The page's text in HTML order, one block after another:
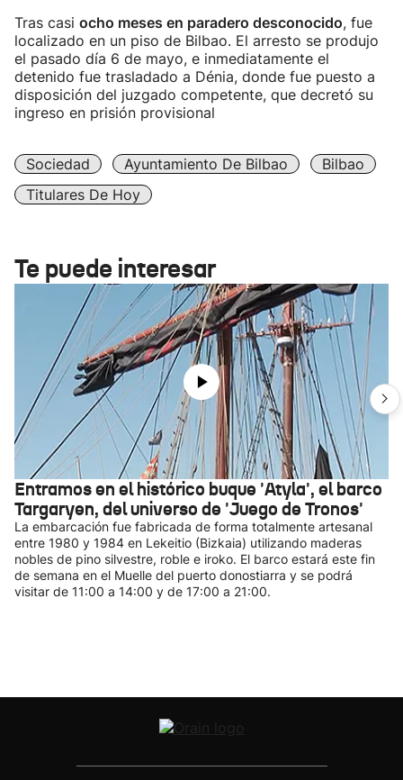
Tras casi ocho meses en paradero desconocido, fue
localizado en un piso de Bilbao. El arresto se produjo
el pasado día 6 de mayo, e inmediatamente el
detenido fue trasladado a Dénia, donde fue puesto a
disposición del juzgado competente, que decretó su
ingreso en prisión provisional
Sociedad Ayuntamiento De Bilbao
Bilbao
Titulares De Hoy
Te puede interesar
Entramos en el histórico buque 'Atyla', el barco
Targaryen, del universo de 'Juego de Tronos'
La embarcación fue fabricada de forma totalmente artesanal
entre 1980 y 1984 en Lekeitio (Bizkaia) utilizando maderas
nobles de pino silvestre, roble e iroko. El barco estará este fin
de semana en el Muelle del puerto donostiarra y se podrá
visitar de 11:00 a 14:00 y de 17:00 a 21:00.